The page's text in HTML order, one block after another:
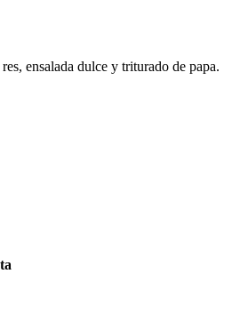
ensalada dulce y triturado de papa.